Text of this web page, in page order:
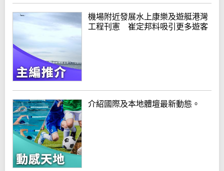
機場附近發展水上康樂及遊艇港灣
工程刊憲 崔定邦料吸引更多遊客
介紹國際及本地體壇最新動態。